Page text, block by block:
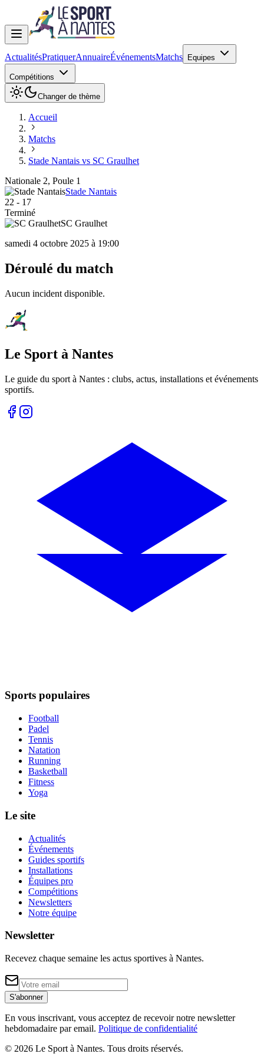
ActualitésPratiquerAnnuaireÉvénementsMatchs Equipes
Compétitions
Changer de thème
Accueil
Matchs
Stade Nantais vs SC Graulhet
Nationale 2, Poule 1
Stade Nantais
22 - 17
Terminé
SC Graulhet
samedi 4 octobre 2025 à 19:00
Déroulé du match
Aucun incident disponible.
Le Sport à Nantes
Le guide du sport à Nantes : clubs, actus, installations et événements
sportifs.
Sports populaires
Football
Padel
Tennis
Natation
Running
Basketball
Fitness
Yoga
Le site
Actualités
Événements
Guides sportifs
Installations
Équipes pro
Compétitions
Newsletters
Notre équipe
Newsletter
Recevez chaque semaine les actus sportives à Nantes.
S'abonner
En vous inscrivant, vous acceptez de recevoir notre newsletter
hebdomadaire par email. Politique de confidentialité
© 2026 Le Sport à Nantes. Tous droits réservés.